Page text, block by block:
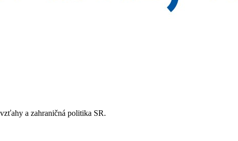
a zahraničná politika SR.